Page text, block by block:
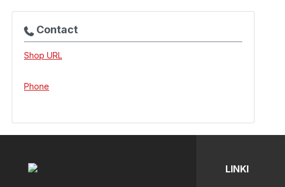
Contact
Shop URL
Phone
LINKI